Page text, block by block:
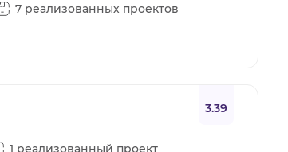
7 реализованных проектов
3.39
1 реализованный проект